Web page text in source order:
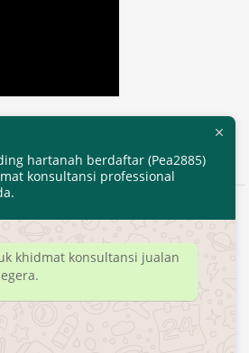
All Right Reserved.
byMyTranspro
hartanah berdaftar (Pea2885)
konsultansi professional
khidmat konsultansi jualan